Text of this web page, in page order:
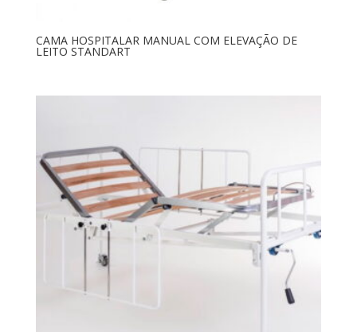
CAMA HOSPITALAR MANUAL COM ELEVAÇÃO DE
LEITO STANDART